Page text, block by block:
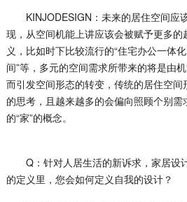
KINJODESIGN：未来的居住空间应
现，从空间机能上讲应该会被赋予更多
义，比如时下比较流行的“住宅办公一体
间”等，多元的空间需求所带来的将是由
而引发空间形态的转变，传统的居住空
的思考，且越来越多的会偏向照顾个别
的“家”的概念。
Q：针对人居生活的新诉求，家居设
的定义里，您会如何定义自我的设计？